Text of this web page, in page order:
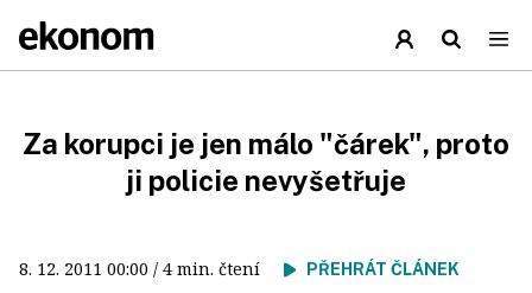
Za korupci je jen málo "čárek", proto
ji policie nevyšetřuje
8. 12. 2011 00:00 / 4 min. čtení PŘEHRÁT ČLÁNEK